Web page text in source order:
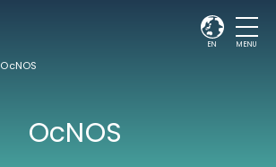
EN MENU
OcNOS
OcNOS